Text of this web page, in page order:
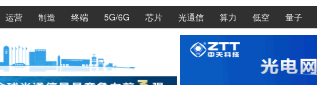
运营 制造 终端 5G/6G 芯片 光通信 算力 低空 量子